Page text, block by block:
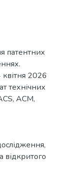
патентних
квітня 2026
технічних
ACM,
,
відкритого